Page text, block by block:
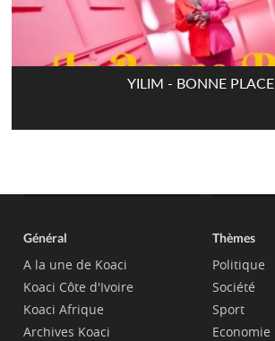
YILIM - BONNE PLACE
Général
A la une de Koaci
Koaci Côte d'Ivoire
Koaci Afrique
Archives Koaci
Thèmes
Politique
Société
Sport
Economie